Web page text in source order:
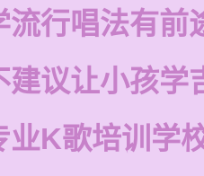
流行唱法有前
建议让小孩学
业K歌培训学